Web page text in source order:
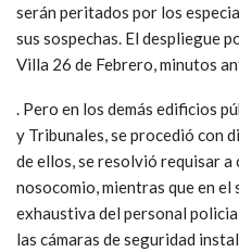
serán peritados por los
sus sospechas. El despliegue
Villa 26 de Febrero, minutos
. Pero en los demás edificios
y Tribunales, se procedió con
de ellos, se resolvió requisar a
nosocomio, mientras que en
exhaustiva del personal
las cámaras de seguridad